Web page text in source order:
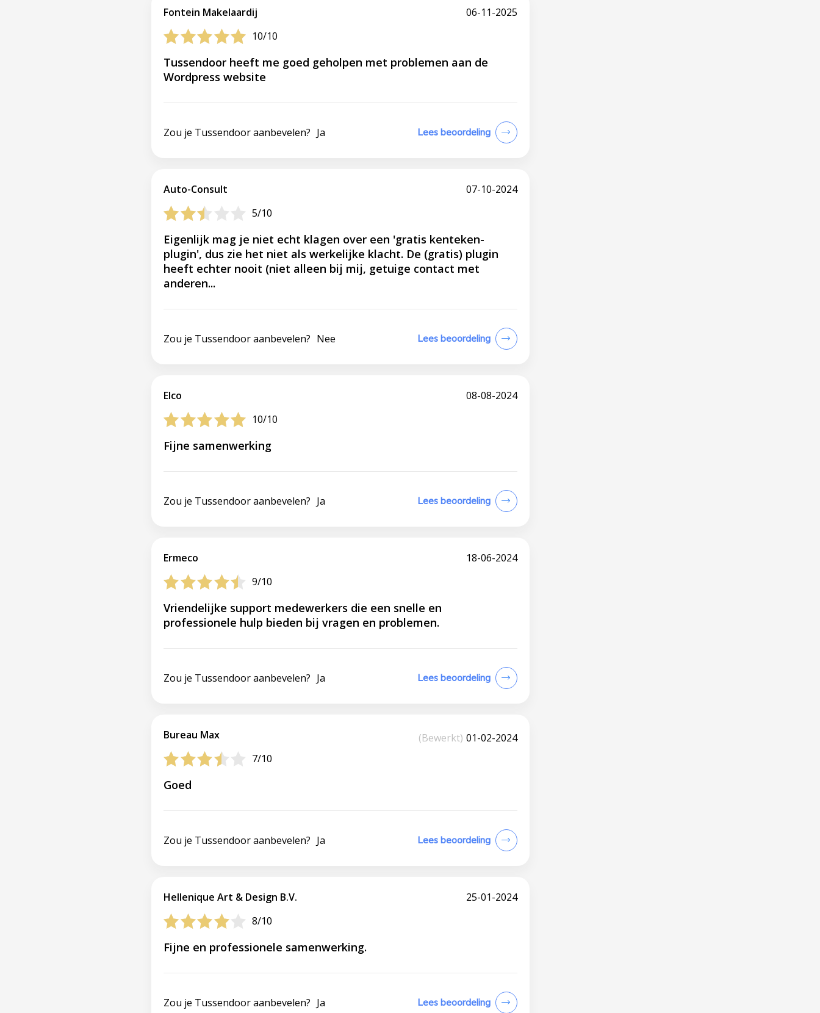
Fontein Makelaardij
10/10
06-11-2025
Tussendoor heeft me goed geholpen met problemen aan de
Wordpress website
Zou je Tussendoor aanbevelen? Ja Lees beoordeling
Auto-Consult
5/10
07-10-2024
Eigenlijk mag je niet echt klagen over een 'gratis kenteken-
plugin', dus zie het niet als werkelijke klacht. De (gratis) plugin
heeft echter nooit (niet alleen bij mij, getuige contact met
anderen...
Zou je Tussendoor aanbevelen? Nee Lees beoordeling
Elco
10/10
08-08-2024
Fijne samenwerking
Zou je Tussendoor aanbevelen? Ja Lees beoordeling
Ermeco
9/10
18-06-2024
Vriendelijke support medewerkers die een snelle en
professionele hulp bieden bij vragen en problemen.
Zou je Tussendoor aanbevelen? Ja Lees beoordeling
Bureau Max
7/10
(Bewerkt) 01-02-2024
Goed
Zou je Tussendoor aanbevelen? Ja Lees beoordeling
Hellenique Art & Design B.V.
8/10
25-01-2024
Fijne en professionele samenwerking.
Zou je Tussendoor aanbevelen? Ja Lees beoordeling